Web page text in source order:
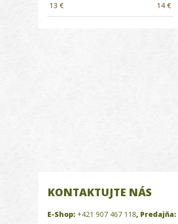
13 € 14€
KONTAKTUJTE NÁS
E-Shop: +421 907 467 118, Predajňa: